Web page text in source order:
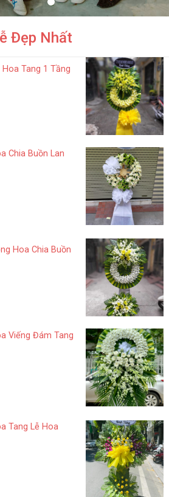
Đẹp Nhất
Hoa Tang 1 Tầng
Chia Buồn Lan
Hoa Chia Buồn
Viếng Đám Tang
Tang Lễ Hoa